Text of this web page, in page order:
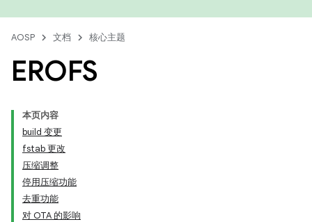
AOSP 文档 核心主题
EROFS
本页内容
build 变更
fstab 更改
压缩调整
停用压缩功能
去重功能
对 OTA 的影响